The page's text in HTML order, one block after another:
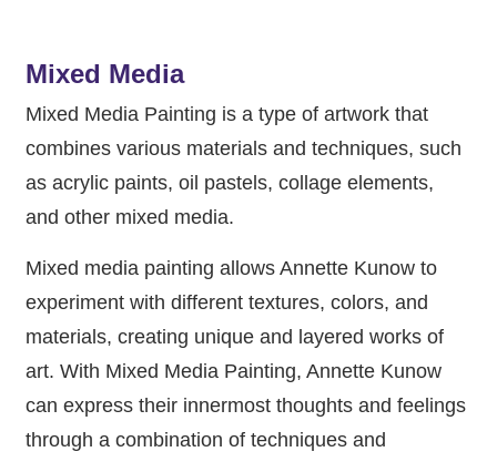
Mixed Media
Mixed Media Painting is a type of artwork that
combines various materials and techniques, such
as acrylic paints, oil pastels, collage elements,
and other mixed media.
Mixed media painting allows Annette Kunow to
experiment with different textures, colors, and
materials, creating unique and layered works of
art. With Mixed Media Painting, Annette Kunow
can express their innermost thoughts and feelings
through a combination of techniques and